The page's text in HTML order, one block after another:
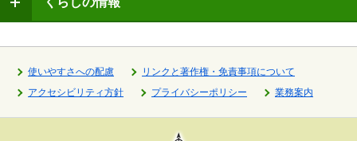
使いやすさへの配慮
リンクと著作権・免責事項について
アクセシビリティ方針
プライバシーポリシー 業務案内